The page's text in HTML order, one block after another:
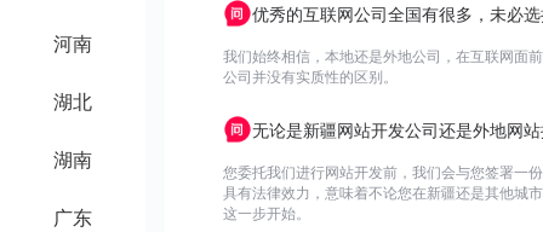
河南
湖北
湖南
广东
优秀的互联网公司全国有很多，未必
我们始终相信，本地还是外地公司，在互联网面
公司并没有实质性的区别。
无论是新疆网站开发公司还是外地网
您委托我们进行网站开发前，我们会与您签署一
具有法律效力，意味着不论您在新疆还是其他城
这一步开始。